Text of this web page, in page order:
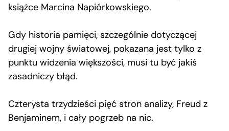
książce Marcina Napiórkowskiego.
Gdy historia pamięci, szczególnie dotyczącej
drugiej wojny światowej, pokazana jest tylko z
punktu widzenia większości, musi tu być jakiś
zasadniczy błąd.
Czterysta trzydzieści pięć stron analizy, Freud z
Benjaminem, i cały pogrzeb na nic.